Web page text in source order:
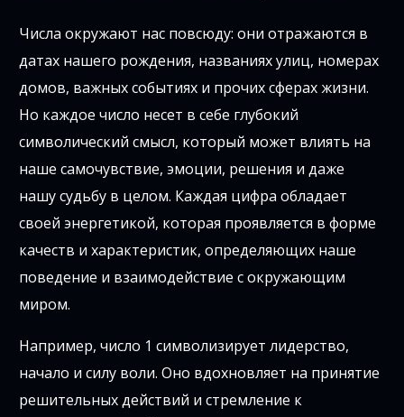
Числа окружают нас повсюду: они отражаются в
датах нашего рождения, названиях улиц, номерах
домов, важных событиях и прочих сферах жизни.
Но каждое число несет в себе глубокий
символический смысл, который может влиять на
наше самочувствие, эмоции, решения и даже
нашу судьбу в целом. Каждая цифра обладает
своей энергетикой, которая проявляется в форме
качеств и характеристик, определяющих наше
поведение и взаимодействие с окружающим
миром.
Например, число 1 символизирует лидерство,
начало и силу воли. Оно вдохновляет на принятие
решительных действий и стремление к